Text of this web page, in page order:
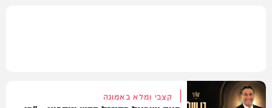
קצבי ומלא באמונה